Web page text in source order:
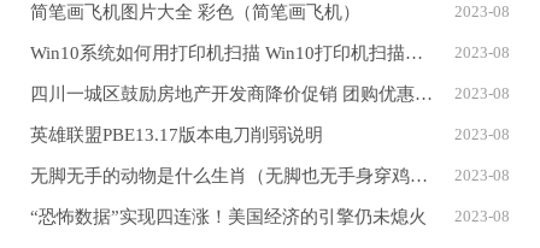
简笔画飞机图片大全 彩色（简笔画飞机） 2023-08
Win10系统如何用打印机扫描 Win10打印机扫描的方法 win10系统打印机怎么扫描 2023-08
四川一城区鼓励房地产开发商降价促销 团购优惠不限制跌幅 2023-08
英雄联盟PBE13.17版本电刀削弱说明 2023-08
无脚无手的动物是什么生肖（无脚也无手身穿鸡皮皱打一动物名） 2023-08
“恐怖数据”实现四连涨！美国经济的引擎仍未熄火 2023-08